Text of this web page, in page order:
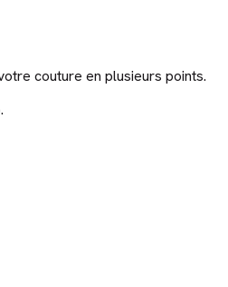
couture en plusieurs points.